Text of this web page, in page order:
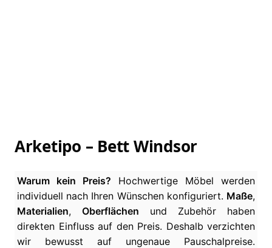
Arketipo – Bett Windsor
Warum kein Preis? Hochwertige Möbel werden
individuell nach Ihren Wünschen konfiguriert. Maße,
Materialien, Oberflächen und Zubehör haben
direkten Einfluss auf den Preis. Deshalb verzichten
wir bewusst auf ungenaue Pauschalpreise.